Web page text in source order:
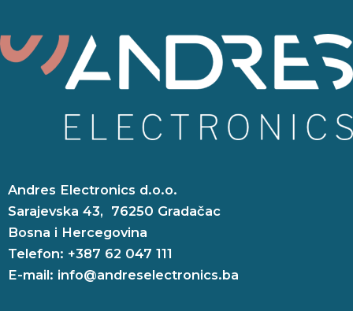
Andres Electronics d.o.o.
Sarajevska 43, 76250 Gradačac
Bosna i Hercegovina
Telefon: +387 62 047 111
E-mail: info@andreselectronics.ba